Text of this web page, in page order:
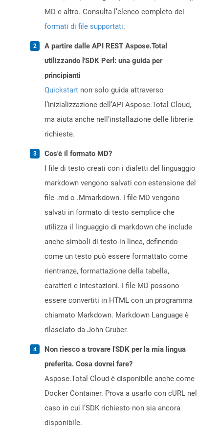
MD e altro. Consulta l’elenco completo dei
formati di file supportati.
A partire dalle API REST Aspose.Total
utilizzando l'SDK Perl: una guida per
principianti
Quickstart non solo guida attraverso
l’inizializzazione dell’API Aspose.Total Cloud,
ma aiuta anche nell’installazione delle librerie
richieste.
Cos'è il formato MD?
I file di testo creati con i dialetti del linguaggio
markdown vengono salvati con estensione del
file .md o .Mmarkdown. I file MD vengono
salvati in formato di testo semplice che
utilizza il linguaggio di markdown che include
anche simboli di testo in linea, definendo
come un testo può essere formattato come
rientranze, formattazione della tabella,
caratteri e intestazioni. I file MD possono
essere convertiti in HTML con un programma
chiamato Markdown. Markdown Language è
rilasciato da John Gruber.
Non riesco a trovare l'SDK per la mia lingua
preferita. Cosa dovrei fare?
Aspose.Total Cloud è disponibile anche come
Docker Container. Prova a usarlo con cURL nel
caso in cui l’SDK richiesto non sia ancora
disponibile.